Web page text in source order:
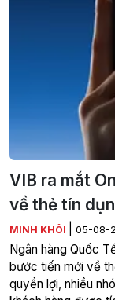
VIB ra mắt
về thẻ tín
MINH KHÔI 05-08-
Ngân hàng Quốc
bước tiến mới về
quyền lợi, nhiều